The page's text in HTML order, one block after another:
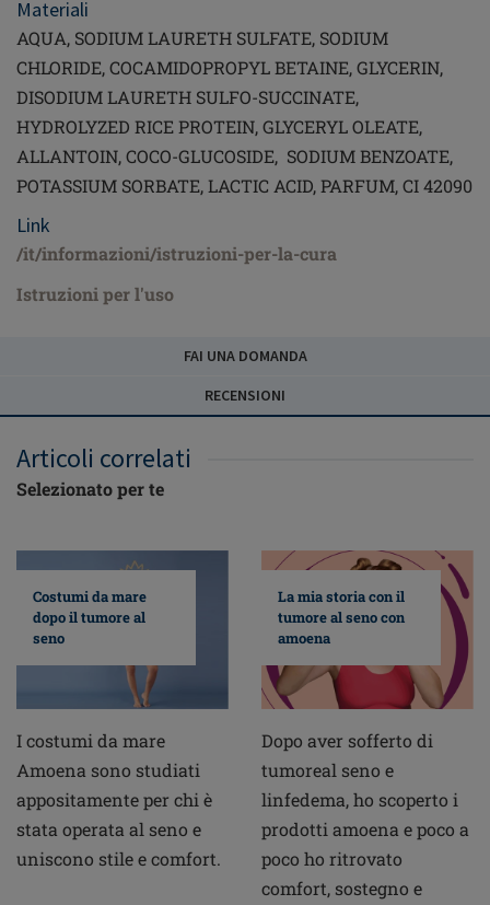
Materiali
AQUA, SODIUM LAURETH SULFATE, SODIUM
CHLORIDE, COCAMIDOPROPYL BETAINE, GLYCERIN,
DISODIUM LAURETH SULFO-SUCCINATE,
HYDROLYZED RICE PROTEIN, GLYCERYL OLEATE,
ALLANTOIN, COCO-GLUCOSIDE, SODIUM BENZOATE,
POTASSIUM SORBATE, LACTIC ACID, PARFUM, CI 42090
Link
/it/informazioni/istruzioni-per-la-cura
Istruzioni per l'uso
FAI UNA DOMANDA
RECENSIONI
Articoli correlati
Selezionato per te
Costumi da mare
dopo il tumore al
seno
I costumi da mare
Amoena sono studiati
appositamente per chi è
stata operata al seno e
uniscono stile e comfort.
La mia storia con il
tumore al seno con
amoena
Dopo aver sofferto di
tumoreal seno e
linfedema, ho scoperto i
prodotti amoena e poco a
poco ho ritrovato
comfort, sostegno e